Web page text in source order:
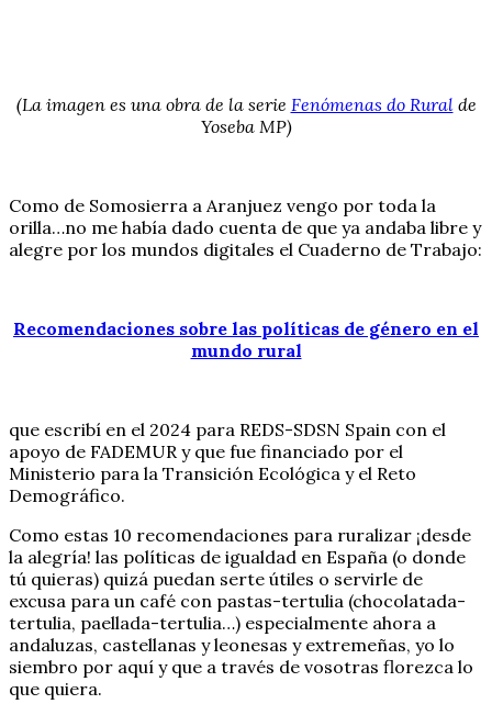
(La imagen es una obra de la serie Fenómenas do Ruralde
Yoseba MP)
Como de Somosierra a Aranjuez vengo por toda la
orilla…no me había dado cuenta de que ya andaba libre y
alegre por los mundos digitales el Cuaderno de Trabajo:
Recomendaciones sobre las políticas de género en el
mundo rural
que escribí en el 2024 para REDS-SDSN Spain con el
apoyo de FADEMUR y que fue financiado por el
Ministerio para la Transición Ecológica y el Reto
Demográfico.
Como estas 10 recomendaciones para ruralizar ¡desde
la alegría! las políticas de igualdad en España (o donde
tú quieras) quizá puedan serte útiles o servirle de
excusa para un café con pastas-tertulia (chocolatada-
tertulia, paellada-tertulia…) especialmente ahora a
andaluzas, castellanas y leonesas y extremeñas, yo lo
siembro por aquí y que a través de vosotras florezca lo
que quiera.